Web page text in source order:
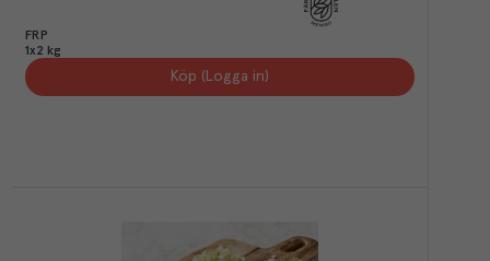
FRP
1x2 kg
Köp (Logga in)